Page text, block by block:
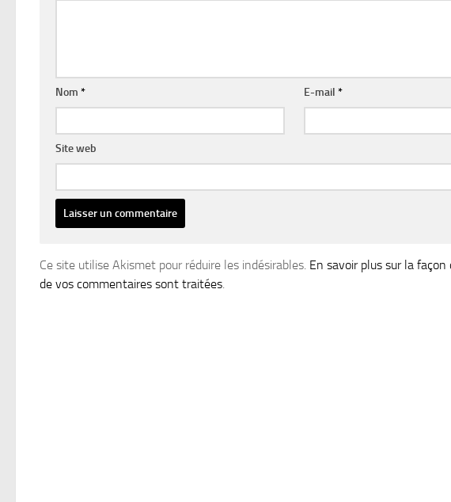
Nom * E-mail*
Site web
Ce site utilise Akismet pour réduire les indésirables. En savoir plus sur la
de vos commentaires sont traitées.